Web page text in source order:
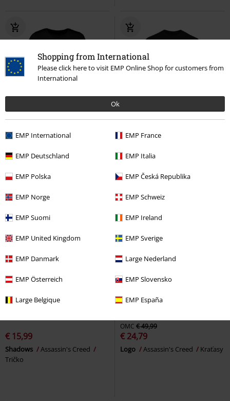
Shopping from International
Please click here to visit EMP Online Shop for customers from
International
Ok
EMP International EMP France
EMP Deutschland EMP Italia
EMP Polska EMP Česká Republika
EMP Norge EMP Schweiz
EMP Suomi EMP Ireland
EMP United Kingdom EMP Sverige
EMP Danmark Large Nederland
EMP Österreich EMP Slovensko
Large Belgique EMP España
Exkluzívne
€ 19,99
Shadows - Announcement Shirt
% Takmer vypredané
€ 16,99
Shadows
€ 15,99
Shadows
Assassin's Creed
Tričko
OMC € 49,99
€ 24,79
Logo Assassin's Creed Kraťasy